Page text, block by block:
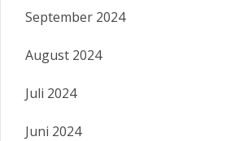
September 2024
August 2024
Juli 2024
Juni 2024